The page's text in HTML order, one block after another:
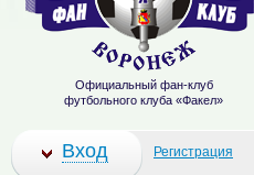
Официальный фан-клуб
футбольного клуба «Факел»
Вход Регистрация